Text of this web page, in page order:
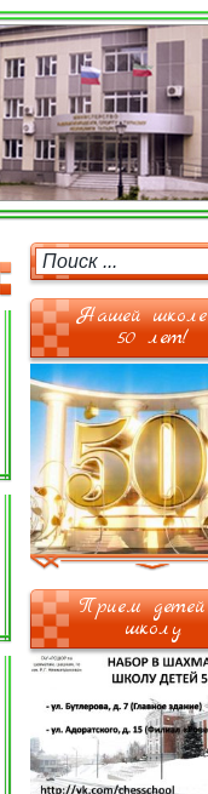
Нашей
50 лет!
Прием
школу